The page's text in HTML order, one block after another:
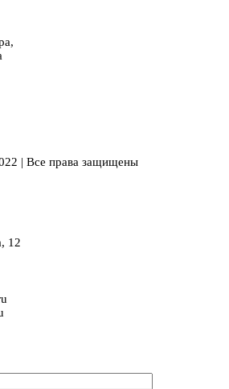
| Все права защищены
12